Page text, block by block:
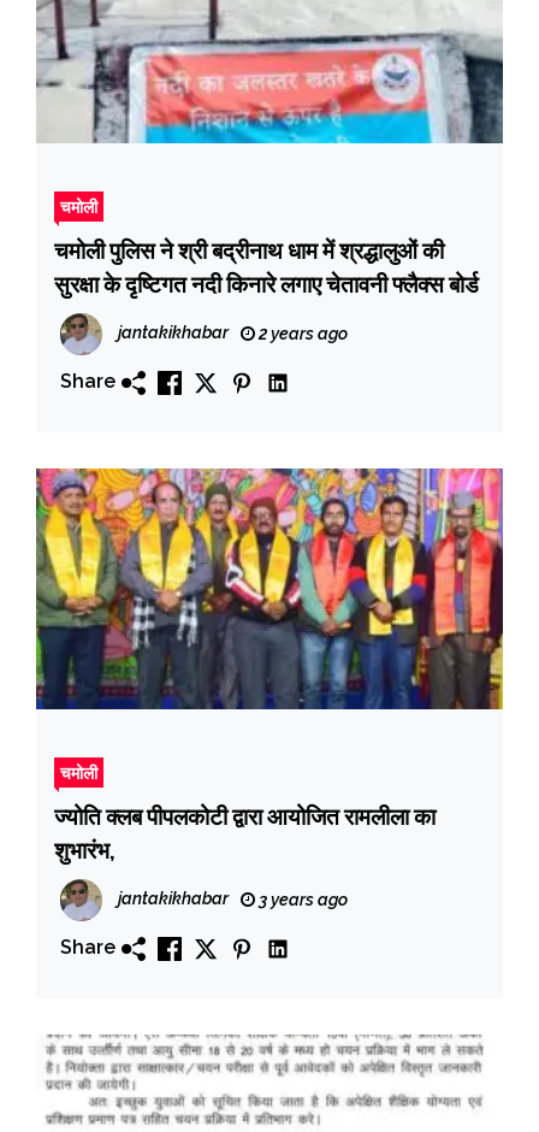
चमोली
चमोली पुलिस ने श्री बद्रीनाथ धाम में श्रद्धालुओं की
सुरक्षा के दृष्टिगत नदी किनारे लगाए चेतावनी फ्लैक्स बोर्ड
jantakikhabar 2 years ago
Share
चमोली
ज्योति क्लब पीपलकोटी द्वारा आयोजित रामलीला का
शुभारंभ,
jantakikhabar 3 years ago
Share